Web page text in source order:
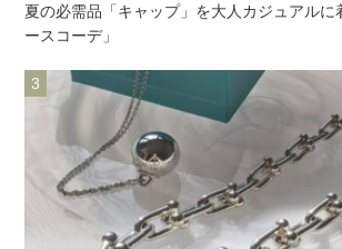
夏の必需品「キャップ」を大人カジュアルに
ースコーデ」